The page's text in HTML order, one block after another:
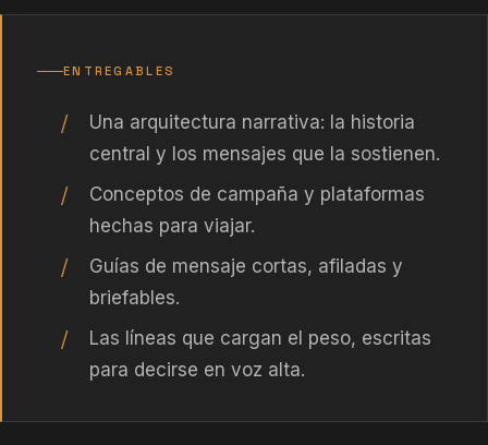
ENTREGABLES
Una arquitectura narrativa: la historia
central y los mensajes que la sostienen.
Conceptos de campaña y plataformas
hechas para viajar.
Guías de mensaje cortas, afiladas y
briefables.
Las líneas que cargan el peso, escritas
para decirse en voz alta.